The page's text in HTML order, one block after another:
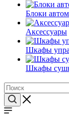
Блоки
Аксессуары
Шкафы
Шкафы